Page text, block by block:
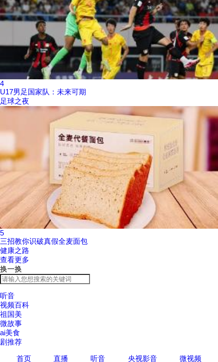
4
U17男足国家队：未来可期
足球之夜
5
三招教你识破真假全麦面包
健康之路
查看更多
换一换
听音
视频百科
祖国美
微故事
ai美食
剧推荐
首页
直播 听音 央视影音 微视频